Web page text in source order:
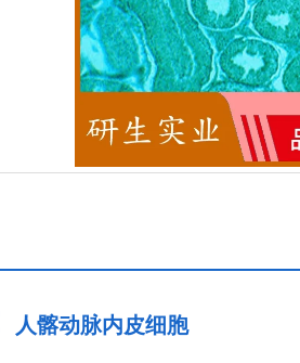
人髂动脉内皮细胞